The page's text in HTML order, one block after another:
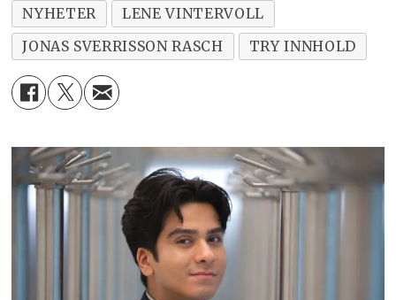
NYHETER
LENE VINTERVOLL
JONAS SVERRISSON RASCH
TRY INNHOLD